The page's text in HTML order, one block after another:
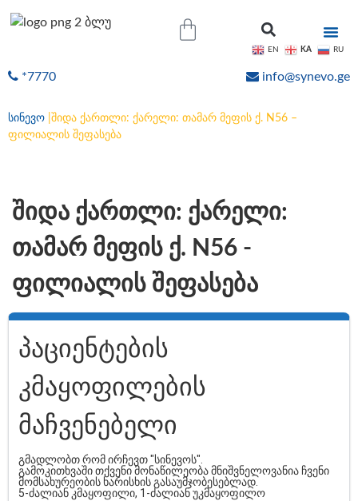
*7770 info@synevo.ge
სინევო შიდა ქართლი: ქარელი: თამარ მეფის ქ. N56 –
ფილიალის შეფასება
შიდა ქართლი: ქარელი:
თამარ მეფის ქ. N56 -
ფილიალის შეფასება
პაციენტების
კმაყოფილების
მაჩვენებელი
გმადლობთ რომ ირჩევთ "სინევოს".
გამოკითხვაში თქვენი მონაწილეობა მნიშვნელოვანია ჩვენი
მომსახურეობის ხარისხის გასაუმჯობესებლად.
5-ძალიან კმაყოფილი, 1-ძალიან უკმაყოფილო
EN KA RU